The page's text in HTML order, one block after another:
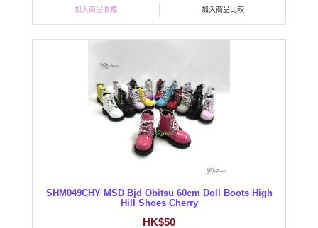
加入商品收藏 加入商品比較
SHM049CHY MSD Bjd Obitsu 60cm Doll Boots High
Hill Shoes Cherry
HK$50